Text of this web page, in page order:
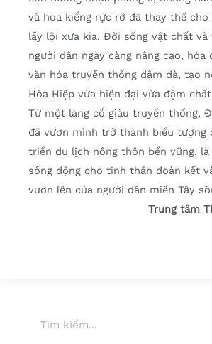
và hoa kiểng rực rỡ đã thay thế
lầy lội xưa kia. Đời sống vật chất
người dân ngày càng nâng cao, hòa
văn hóa truyền thống đậm đà, tạo
Hòa Hiệp vừa hiện đại vừa đậm
Từ một làng cổ giàu truyền thống,
đã vươn mình trở thành biểu tượng
triển du lịch nông thôn bền vững,
sống động cho tinh thần đoàn kết
vươn lên của người dân miền Tây
Trung tâm